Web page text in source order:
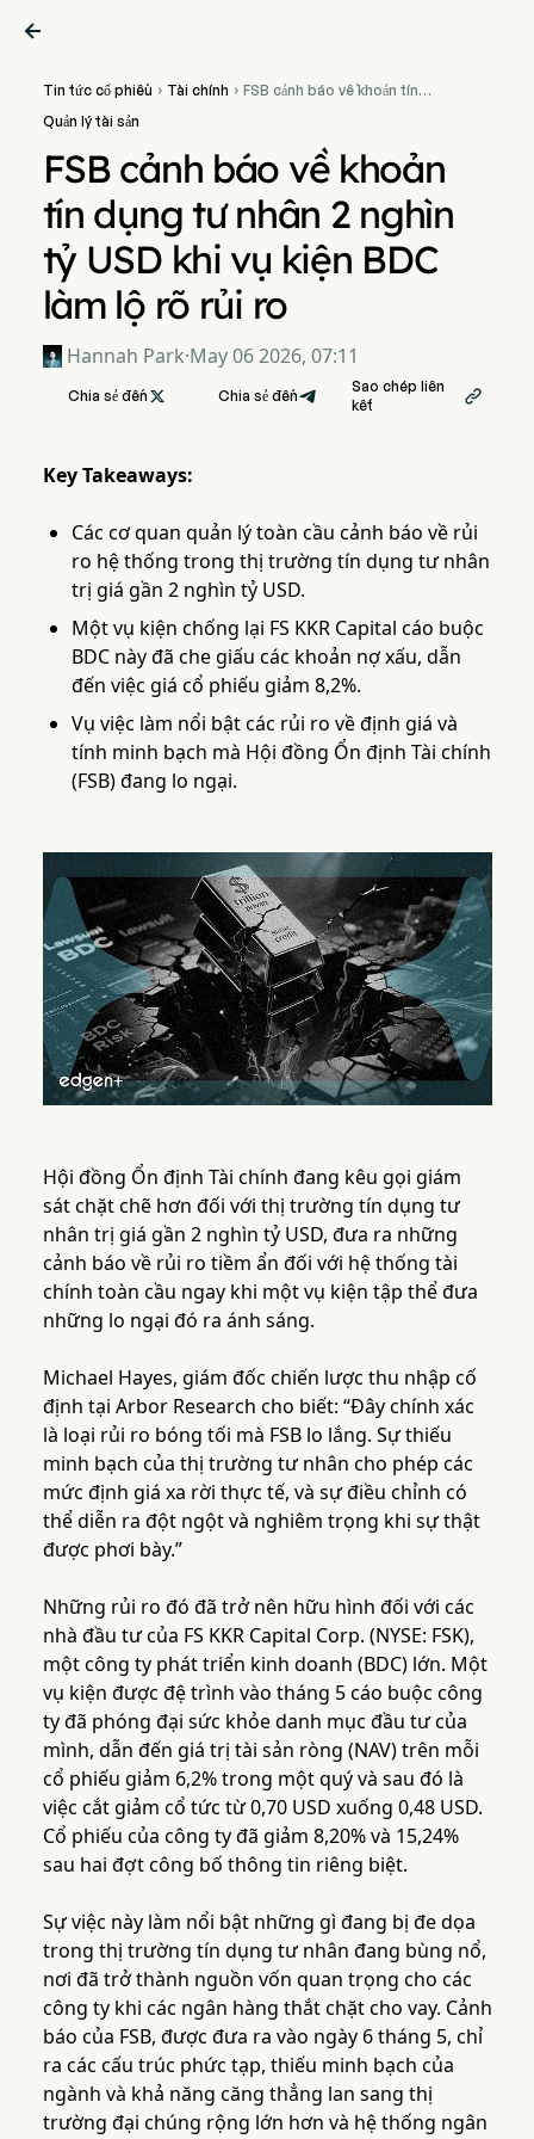

Tin tức cổ phiếu  Tài chính  FSB cảnh báo về khoản tín
Quản lý tài sản
FSB cảnh báo về khoản
tín dụng tư nhân 2 nghìn
tỷ USD khi vụ kiện BDC
làm lộ rõ rủi ro
Hannah Park·May 06 2026, 07:11
Chia sẻ đến  Chia sẻ đến
Sao chép liên
kết

Key Takeaways:
Các cơ quan quản lý toàn cầu cảnh báo về rủi
ro hệ thống trong thị trường tín dụng tư nhân
trị giá gần 2 nghìn tỷ USD.
Một vụ kiện chống lại FS KKR Capital cáo buộc
BDC này đã che giấu các khoản nợ xấu, dẫn
đến việc giá cổ phiếu giảm 8,2%.
Vụ việc làm nổi bật các rủi ro về định giá và
tính minh bạch mà Hội đồng Ổn định Tài chính
(FSB) đang lo ngại.
Hội đồng Ổn định Tài chính đang kêu gọi giám
sát chặt chẽ hơn đối với thị trường tín dụng tư
nhân trị giá gần 2 nghìn tỷ USD, đưa ra những
cảnh báo về rủi ro tiềm ẩn đối với hệ thống tài
chính toàn cầu ngay khi một vụ kiện tập thể đưa
những lo ngại đó ra ánh sáng.
Michael Hayes, giám đốc chiến lược thu nhập cố
định tại Arbor Research cho biết: “Đây chính xác
là loại rủi ro bóng tối mà FSB lo lắng. Sự thiếu
minh bạch của thị trường tư nhân cho phép các
mức định giá xa rời thực tế, và sự điều chỉnh có
thể diễn ra đột ngột và nghiêm trọng khi sự thật
được phơi bày.”
Những rủi ro đó đã trở nên hữu hình đối với các
nhà đầu tư của FS KKR Capital Corp. (NYSE: FSK),
một công ty phát triển kinh doanh (BDC) lớn. Một
vụ kiện được đệ trình vào tháng 5 cáo buộc công
ty đã phóng đại sức khỏe danh mục đầu tư của
mình, dẫn đến giá trị tài sản ròng (NAV) trên mỗi
cổ phiếu giảm 6,2% trong một quý và sau đó là
việc cắt giảm cổ tức từ 0,70 USD xuống 0,48 USD.
Cổ phiếu của công ty đã giảm 8,20% và 15,24%
sau hai đợt công bố thông tin riêng biệt.
Sự việc này làm nổi bật những gì đang bị đe dọa
trong thị trường tín dụng tư nhân đang bùng nổ,
nơi đã trở thành nguồn vốn quan trọng cho các
công ty khi các ngân hàng thắt chặt cho vay. Cảnh
báo của FSB, được đưa ra vào ngày 6 tháng 5, chỉ
ra các cấu trúc phức tạp, thiếu minh bạch của
ngành và khả năng căng thẳng lan sang thị
trường đại chúng rộng lớn hơn và hệ thống ngân